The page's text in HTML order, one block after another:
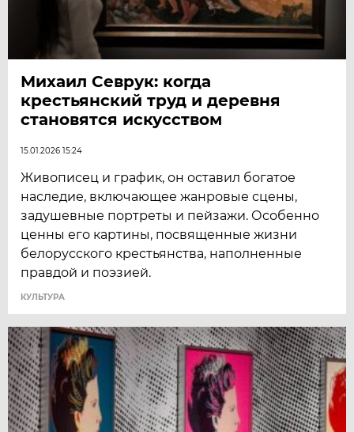
Михаил Севрук: когда
крестьянский труд и деревня
становятся искусством
15.01.2026 15:24
Живописец и график, он оставил богатое
наследие, включающее жанровые сцены,
задушевные портреты и пейзажи. Особенно
ценны его картины, посвященные жизни
белорусского крестьянства, наполненные
правдой и поэзией.
КУЛЬТУРА